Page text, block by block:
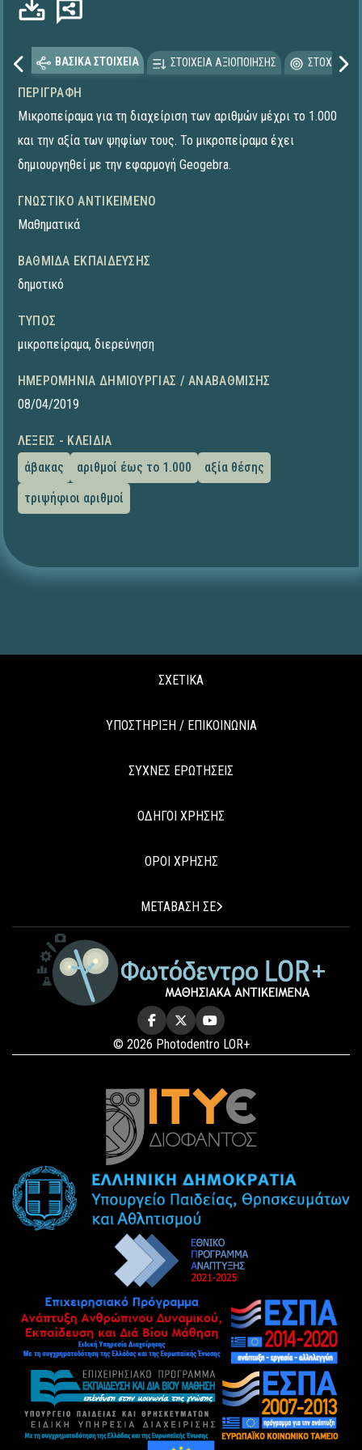
ΒΑΣΙΚΑ ΣΤΟΙΧΕΙΑ ΣΤΟΙΧΕΙΑ ΑΞΙΟΠΟΙΗΣΗΣ
ΠΕΡΙΓΡΑΦΉ
Μικροπείραμα για τη διαχείριση των αριθμών μέχρι το 1.000
και την αξία των ψηφίων τους. Το μικροπείραμα έχει
δημιουργηθεί με την εφαρμογή Geogebra.
ΓΝΩΣΤΙΚΌ ΑΝΤΙΚΕΊΜΕΝΟ
Μαθηματικά
ΒΑΘΜΊΔΑ ΕΚΠΑΊΔΕΥΣΗΣ
δημοτικό
ΤΎΠΟΣ
μικροπείραμα, διερεύνηση
ΗΜΕΡΟΜΗΝΊΑ ΔΗΜΙΟΥΡΓΊΑΣ / ΑΝΑΒΆΘΜΙΣΗΣ
08/04/2019
ΛΈΞΕΙΣ - ΚΛΕΙΔΙΆ
άβακας
αριθμοί έως το 1.000
αξία θέσης
τριψήφιοι αριθμοί
ΣΧΕΤΙΚΑ
ΥΠΟΣΤΗΡΙΞΗ / ΕΠΙΚΟΙΝΩΝΙΑ
ΣΥΧΝΕΣ ΕΡΩΤΗΣΕΙΣ
ΟΔΗΓΟΙ ΧΡΗΣΗΣ
ΟΡΟΙ ΧΡΗΣΗΣ
ΜΕΤΑΒΑΣΗ ΣΕ
© 2026 Photodentro LOR+